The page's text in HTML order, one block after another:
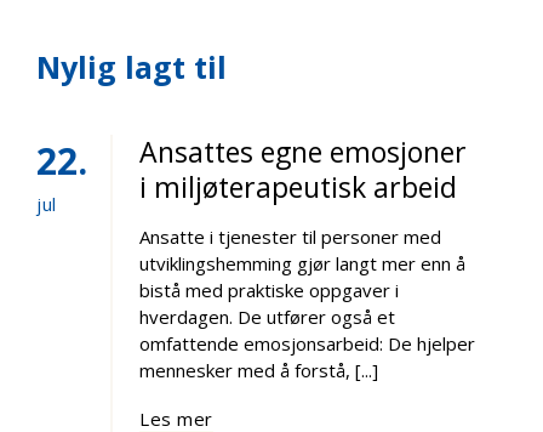
Nylig lagt til
22
jul
Ansattes egne emosjoner
i miljøterapeutisk arbeid
Ansatte i tjenester til personer med
utviklingshemming gjør langt mer enn å
bistå med praktiske oppgaver i
hverdagen. De utfører også et
omfattende emosjonsarbeid: De hjelper
mennesker med å forstå, [...]
Les mer